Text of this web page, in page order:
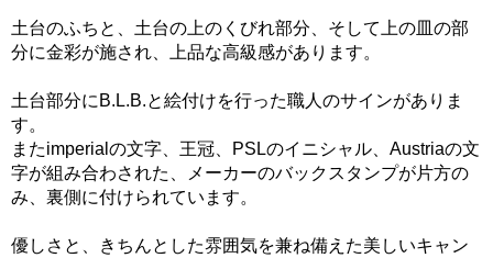
土台のふちと、土台の上のくびれ部分、そして上の皿の部
分に金彩が施され、上品な高級感があります。
土台部分にB.L.B.と絵付けを行った職人のサインがありま
す。
またimperialの文字、王冠、PSLのイニシャル、Austriaの文
字が組み合わされた、メーカーのバックスタンプが片方の
み、裏側に付けられています。
優しさと、きちんとした雰囲気を兼ね備えた美しいキャン